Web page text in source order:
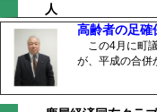
人
高齢者の足
この4月に町
が、平成の合併